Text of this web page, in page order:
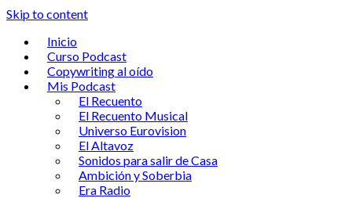
Skip to content
Inicio
Curso Podcast
Copywriting al oído
Mis Podcast
El Recuento
El Recuento Musical
Universo Eurovision
El Altavoz
Sonidos para salir de Casa
Ambición y Soberbia
Era Radio